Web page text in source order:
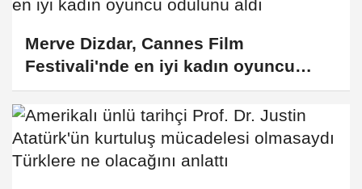
Merve Dizdar, Cannes Film
Festivali'nde en iyi kadın oyuncu
ödülünü aldı